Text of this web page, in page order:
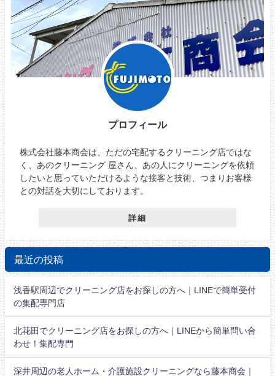
プロフィール
株式会社藤本商会は、ただの宅配するクリーニング店ではな
く、あのクリーニング 屋さん、あの人にクリーニングを依頼
したいと思っていただけるような接客と技術、つまりお客様
との対話を大切にしております。
詳細
最近の投稿
浅香駅周辺でクリーニング店をお探しの方へ｜LINEで簡単受付
の集配専門店
北花田でクリーニング店をお探しの方へ｜LINEから簡単問い合
わせ！集配専門
深井周辺の老人ホーム・介護施設クリーニングなら藤本商会｜